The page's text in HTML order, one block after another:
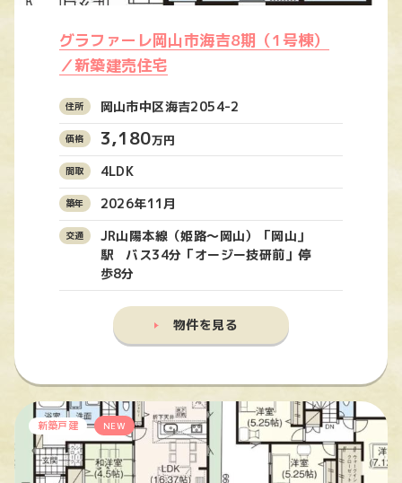
グラファーレ岡山市海吉8期（1号棟）
／新築建売住宅
岡山市中区海吉2054-2
3,180万円
4LDK
2026年11月
JR山陽本線（姫路〜岡山）「岡山」
駅 バス34分「オージー技研前」停
歩8分
物件を見る
新築戸建 NEW